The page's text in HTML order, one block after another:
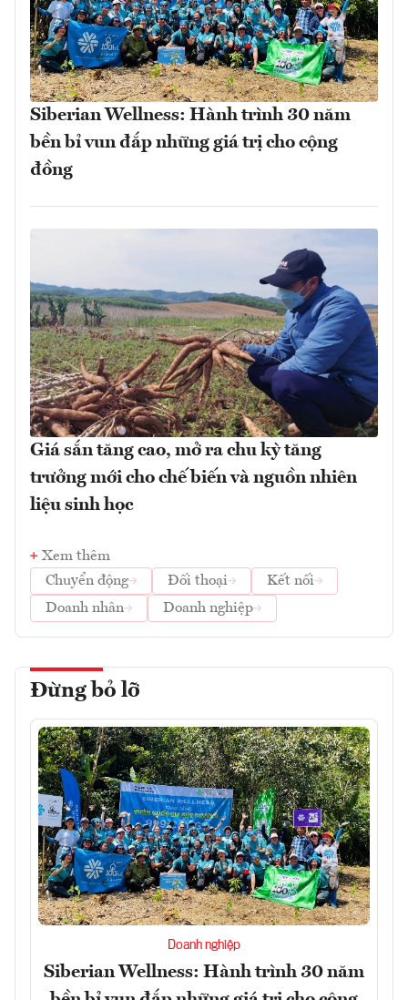
Siberian Wellness: Hành trình 30 năm
bền bỉ vun đắp những giá trị cho cộng
đồng
Giá sắn tăng cao, mở ra chu kỳ tăng
trưởng mới cho chế biến và nguồn nhiên
liệu sinh học
Xem thêm
Chuyển động
Đối thoại
Kết nối
Doanh nhân
Doanh nghiệp
Đừng bỏ lỡ
Doanh nghiệp
Siberian Wellness: Hành trình 30 năm